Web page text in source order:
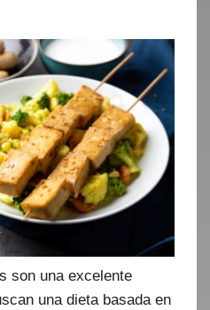
son una excelente
una dieta basada en